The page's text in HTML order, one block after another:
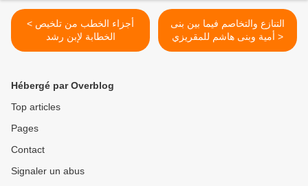
< أجزاء الخطب من تلخيص
الخطابة لإبن رشد
التنازع والتخاصم فيما بين بنى
أمية وبنى هاشم للمقريزي >
Hébergé par Overblog
Top articles
Pages
Contact
Signaler un abus